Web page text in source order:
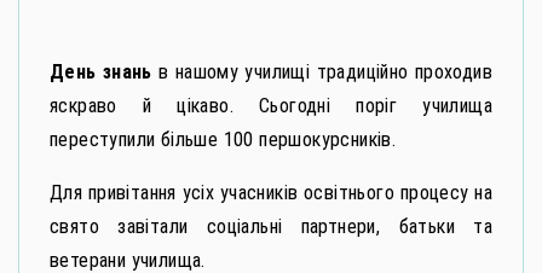
День знань в нашому училищі традиційно проходив
яскраво й цікаво. Сьогодні поріг училища
переступили більше 100 першокурсників.
Для привітання усіх учасників освітнього процесу на
свято завітали соціальні партнери, батьки та
ветерани училища.